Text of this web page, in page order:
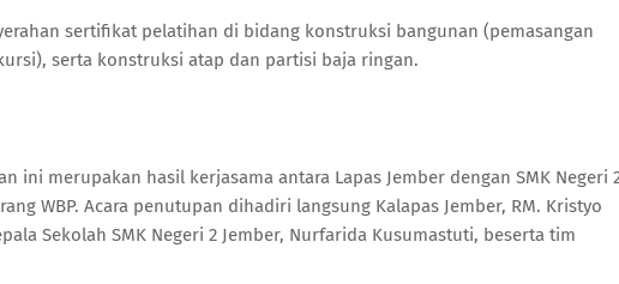
sertifikat pelatihan di bidang konstruksi bangunan (pemasangan
serta konstruksi atap dan partisi baja ringan.
ini merupakan hasil kerjasama antara Lapas Jember dengan SMK Negeri
WBP. Acara penutupan dihadiri langsung Kalapas Jember, RM. Kristyo
Sekolah SMK Negeri 2 Jember, Nurfarida Kusumastuti, beserta tim